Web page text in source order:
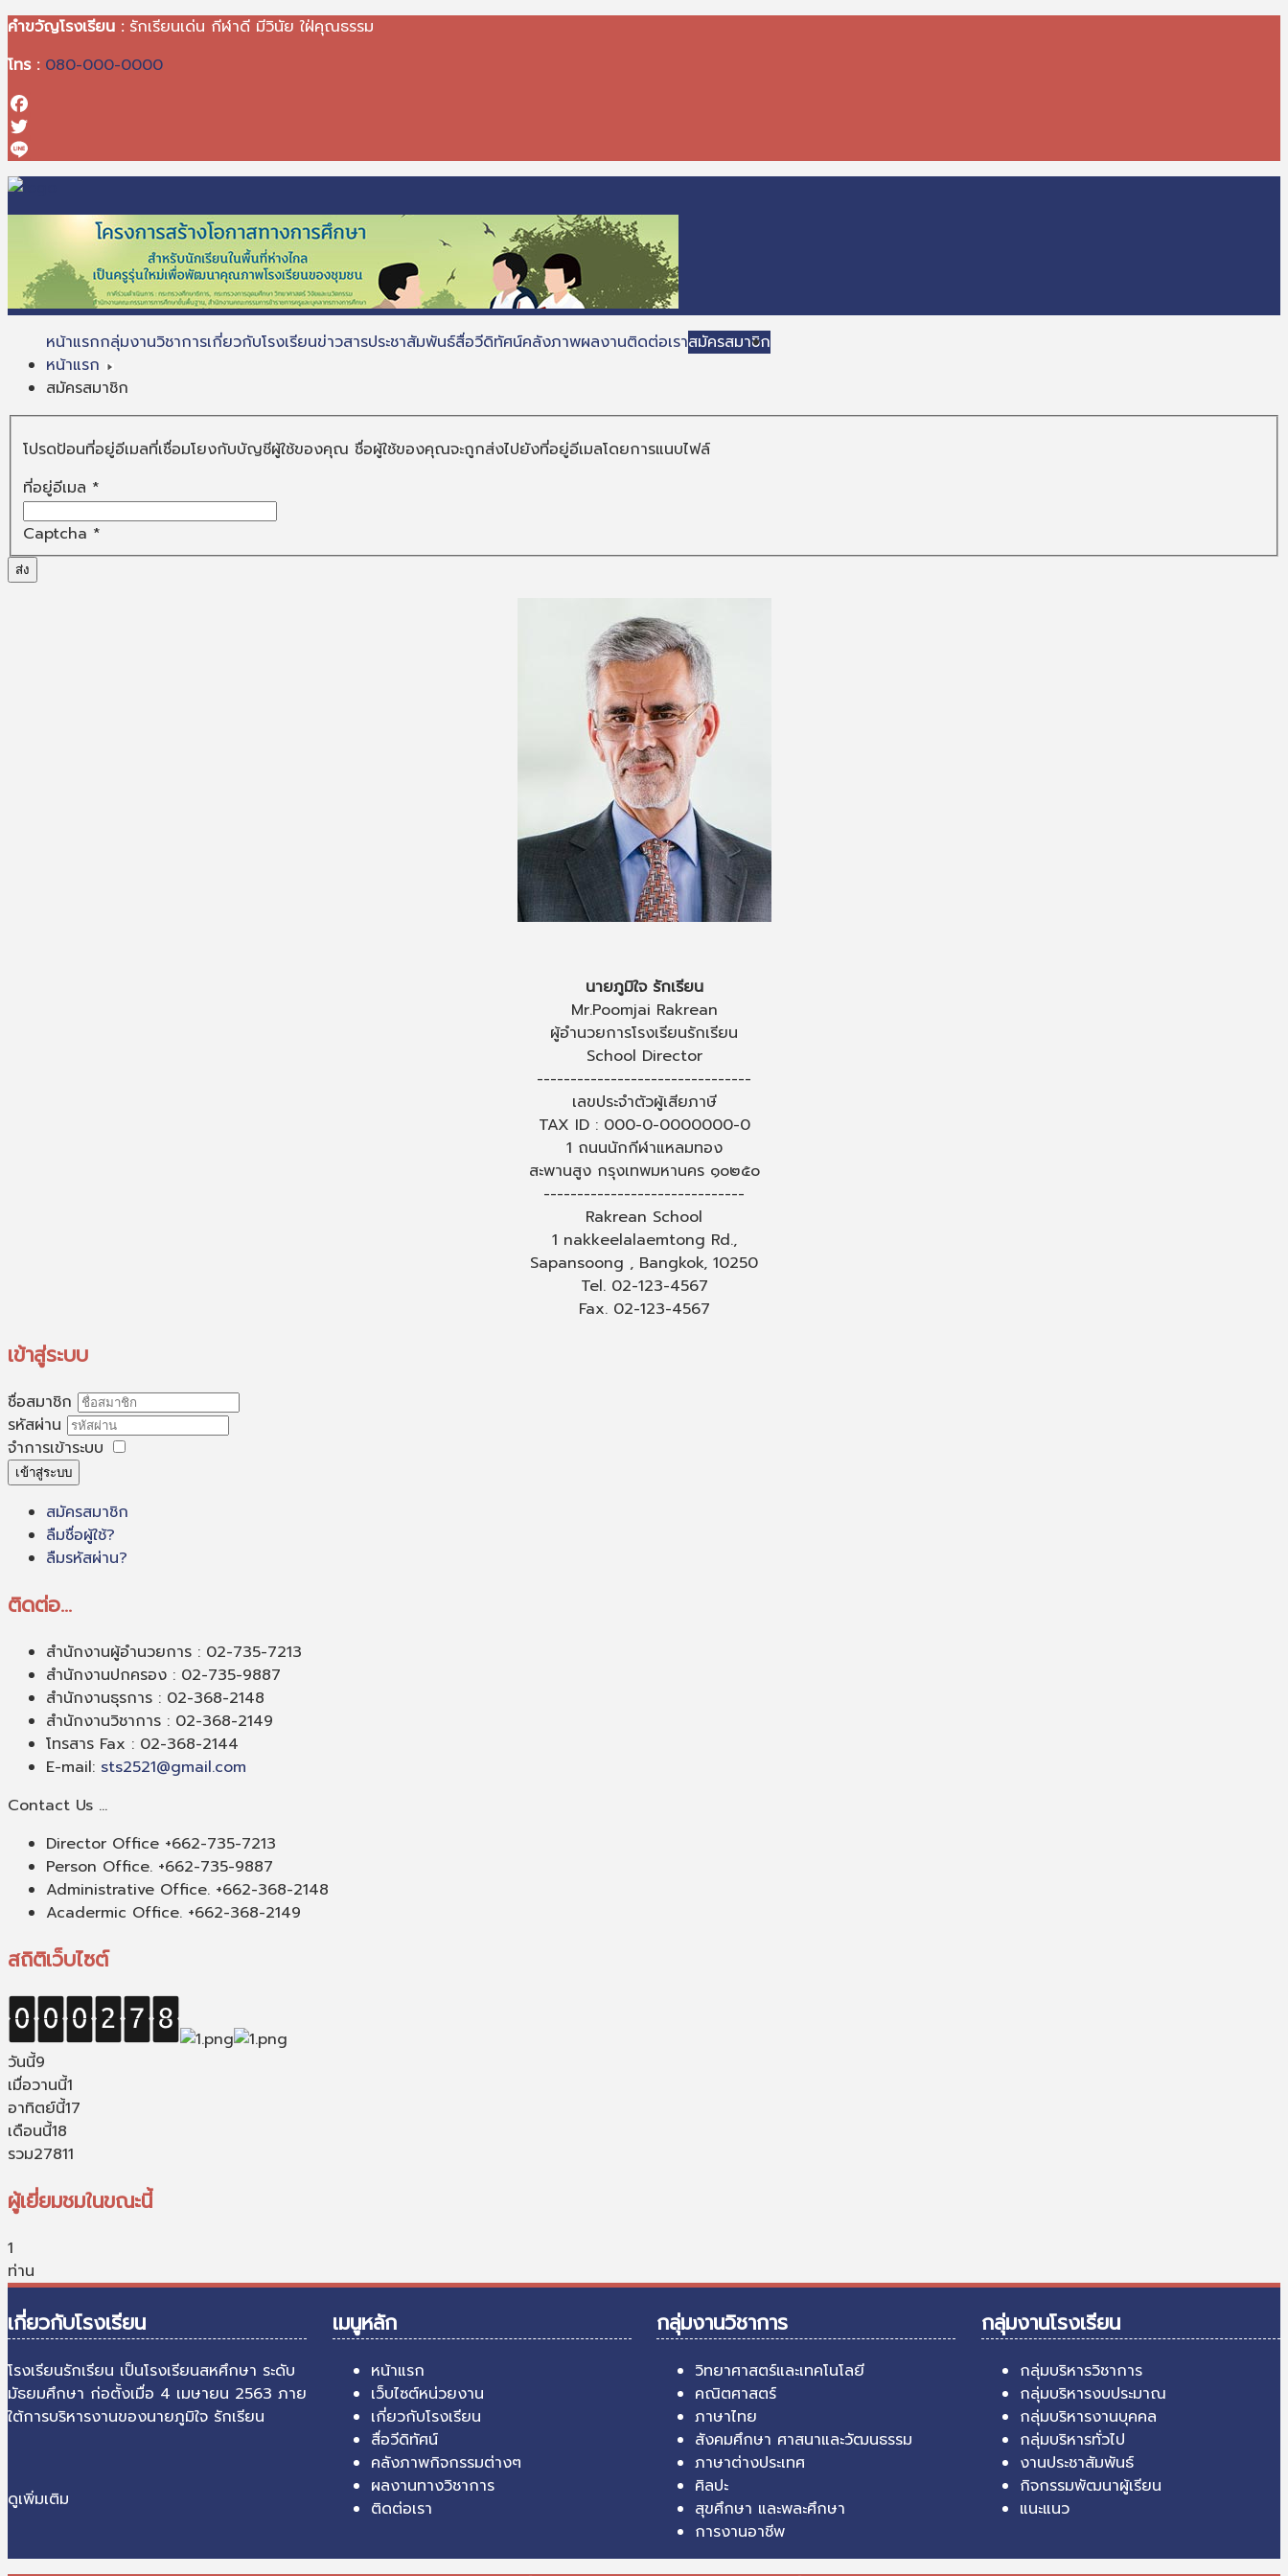
คำขวัญโรงเรียน :รักเรียนเด่น กีฬาดี มีวินัย ใฝ่คุณธรรม
โทร : 080-000-0000
Facebook
Twitter
Line
หน้าแรกกลุ่มงานวิชาการเกี่ยวกับโรงเรียนข่าวสารประชาสัมพันธ์สื่อวีดิทัศน์คลังภาพผลงานติดต่อเราสมัครสมาชิก
หน้าแรก
สมัครสมาชิก
โปรดป้อนที่อยู่อีเมลที่เชื่อมโยงกับบัญชีผู้ใช้ของคุณ ชื่อผู้ใช้ของคุณจะถูกส่งไปยังที่อยู่อีเมลโดยการแนบไฟล์
ที่อยู่อีเมล *
Captcha *
ส่ง
นายภูมิใจ รักเรียน
Mr.Poomjai Rakrean
ผู้อำนวยการโรงเรียนรักเรียน
School Director
--------------------------------
เลขประจำตัวผู้เสียภาษี
TAX ID : 000-0-0000000-0
1 ถนนนักกีฬาแหลมทอง
สะพานสูง กรุงเทพมหานคร ๑๐๒๕๐
------------------------------
Rakrean School
1 nakkeelalaemtong Rd.,
Sapansoong , Bangkok, 10250
Tel. 02-123-4567
Fax. 02-123-4567
เข้าสู่ระบบ
ชื่อสมาชิก
รหัสผ่าน
จำการเข้าระบบ
เข้าสู่ระบบ
สมัครสมาชิก
ลืมชื่อผู้ใช้?
ลืมรหัสผ่าน?
ติดต่อ…
สำนักงานผู้อำนวยการ : 02-735-7213
สำนักงานปกครอง : 02-735-9887
สำนักงานธุรการ : 02-368-2148
สำนักงานวิชาการ : 02-368-2149
โทรสาร Fax : 02-368-2144
E-mail: sts2521@gmail.com
Contact Us ...
Director Office +662-735-7213
Person Office. +662-735-9887
Administrative Office. +662-368-2148
Acadermic Office. +662-368-2149
สถิติเว็บไซต์
วันนี้9
เมื่อวานนี้1
อาทิตย์นี้17
เดือนนี้18
รวม27811
ผู้เยี่ยมชมในขณะนี้
1
ท่าน
เกี่ยวกับโรงเรียน
โรงเรียนรักเรียน เป็นโรงเรียนสหศึกษา ระดับ
มัธยมศึกษา ก่อตั้งเมื่อ 4 เมษายน 2563 ภาย
ใต้การบริหารงานของนายภูมิใจ รักเรียน
ดูเพิ่มเติม
เมนูหลัก
หน้าแรก
เว็บไซต์หน่วยงาน
เกี่ยวกับโรงเรียน
สื่อวีดิทัศน์
คลังภาพกิจกรรมต่างๆ
ผลงานทางวิชาการ
ติดต่อเรา
กลุ่มงานวิชาการ
วิทยาศาสตร์และเทคโนโลยี
คณิตศาสตร์
ภาษาไทย
สังคมศึกษา ศาสนาและวัฒนธรรม
ภาษาต่างประเทศ
ศิลปะ
สุขศึกษา และพละศึกษา
การงานอาชีพ
กลุ่มงานโรงเรียน
กลุ่มบริหารวิชาการ
กลุ่มบริหารงบประมาณ
กลุ่มบริหารงานบุคคล
กลุ่มบริหารทั่วไป
งานประชาสัมพันธ์
กิจกรรมพัฒนาผู้เรียน
แนะแนว